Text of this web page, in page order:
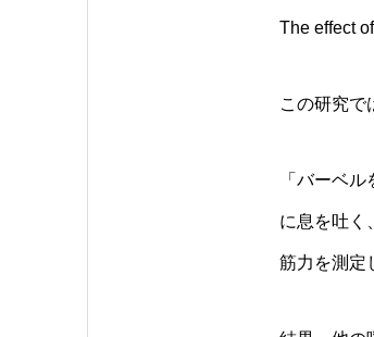
The effect
この研究で
「バーベ
に息を吐く
筋力を測定